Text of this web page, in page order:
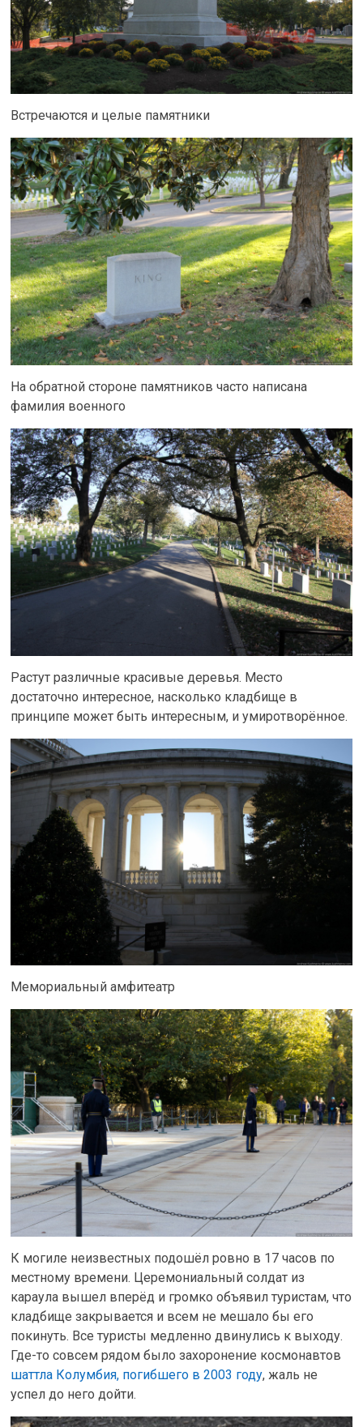
Встречаются и целые памятники
На обратной стороне памятников часто написана
фамилия военного
Растут различные красивые деревья. Место
достаточно интересное, насколько кладбище в
принципе может быть интересным, и умиротворённое.
Мемориальный амфитеатр
К могиле неизвестных подошёл ровно в 17 часов по
местному времени. Церемониальный солдат из
караула вышел вперёд и громко объявил туристам, что
кладбище закрывается и всем не мешало бы его
покинуть. Все туристы медленно двинулись к выходу.
Где-то совсем рядом было захоронение космонавтов
шаттла Колумбия, погибшего в 2003 году, жаль не
успел до него дойти.